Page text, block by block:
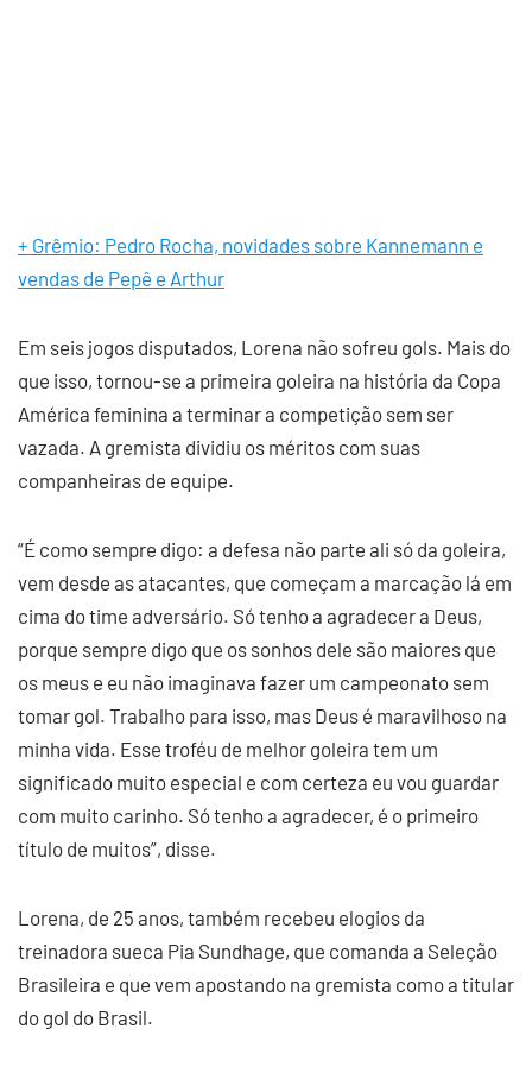
+ Grêmio: Pedro Rocha, novidades sobre Kannemann e
vendas de Pepê e Arthur
Em seis jogos disputados, Lorena não sofreu gols. Mais do
que isso, tornou-se a primeira goleira na história da Copa
América feminina a terminar a competição sem ser
vazada. A gremista dividiu os méritos com suas
companheiras de equipe.
“É como sempre digo: a defesa não parte ali só da goleira,
vem desde as atacantes, que começam a marcação lá em
cima do time adversário. Só tenho a agradecer a Deus,
porque sempre digo que os sonhos dele são maiores que
os meus e eu não imaginava fazer um campeonato sem
tomar gol. Trabalho para isso, mas Deus é maravilhoso na
minha vida. Esse troféu de melhor goleira tem um
significado muito especial e com certeza eu vou guardar
com muito carinho. Só tenho a agradecer, é o primeiro
título de muitos”, disse.
Lorena, de 25 anos, também recebeu elogios da
treinadora sueca Pia Sundhage, que comanda a Seleção
Brasileira e que vem apostando na gremista como a titular
do gol do Brasil.